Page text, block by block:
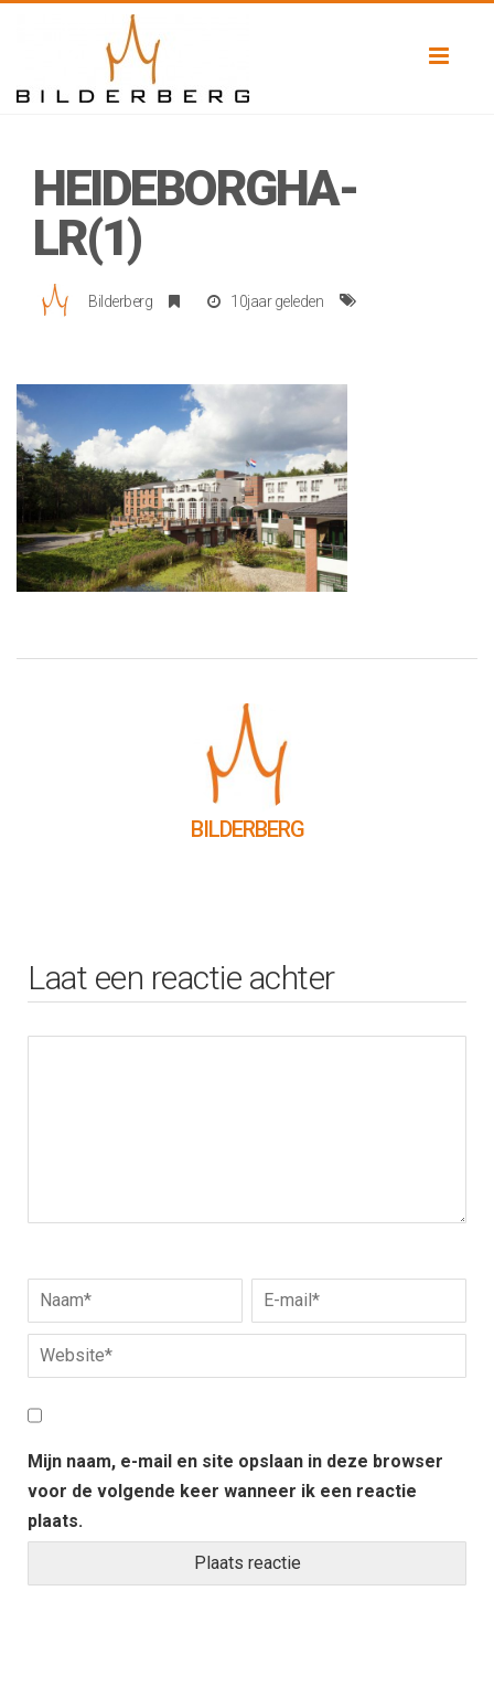
HEIDEBORGHA-
LR(1)
Bilderberg 10jaar geleden
BILDERBERG
Laat een reactie achter
Mijn naam, e-mail en site opslaan in deze browser
voor de volgende keer wanneer ik een reactie
plaats.